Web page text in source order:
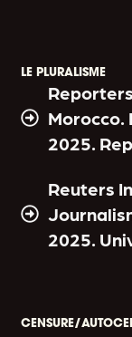
LE PLURALISME
Morocco.
2025.
Reuters
2025.
CENSURE/